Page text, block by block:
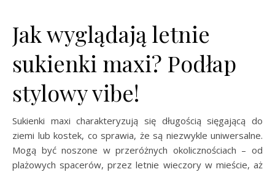
Jak wyglądają letnie
sukienki maxi? Podłap
stylowy vibe!
Sukienki maxi charakteryzują się długością sięgającą do
ziemi lub kostek, co sprawia, że są niezwykle uniwersalne.
Mogą być noszone w przeróżnych okolicznościach – od
plażowych spacerów, przez letnie wieczory w mieście, aż